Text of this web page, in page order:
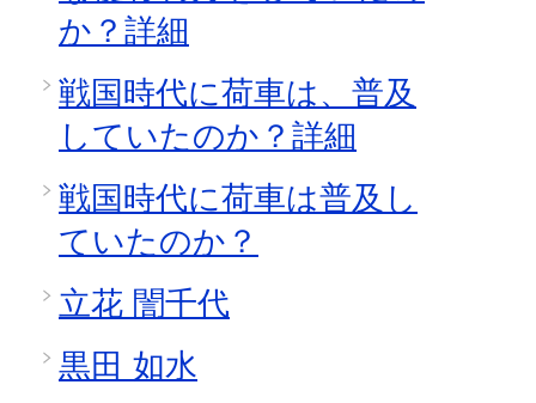
か？詳細
戦国時代に荷車は、普及
していたのか？詳細
戦国時代に荷車は普及し
ていたのか？
立花 誾千代
黒田 如水